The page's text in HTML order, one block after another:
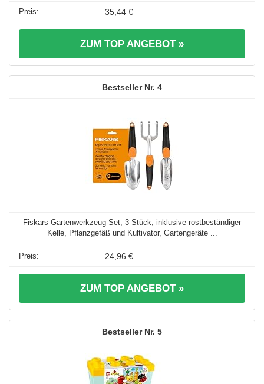
35,44 €
ZUM TOP ANGEBOT »
4
Fiskars Gartenwerkzeug-Set, 3 Stück, inklusive rostbeständiger
Kelle, Pflanzgefäß und Kultivator, Gartengeräte ...
24,96 €
ZUM TOP ANGEBOT »
5